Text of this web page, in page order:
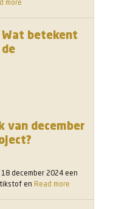
more
Wat betekent
de
december
december 2024 een
en Read more